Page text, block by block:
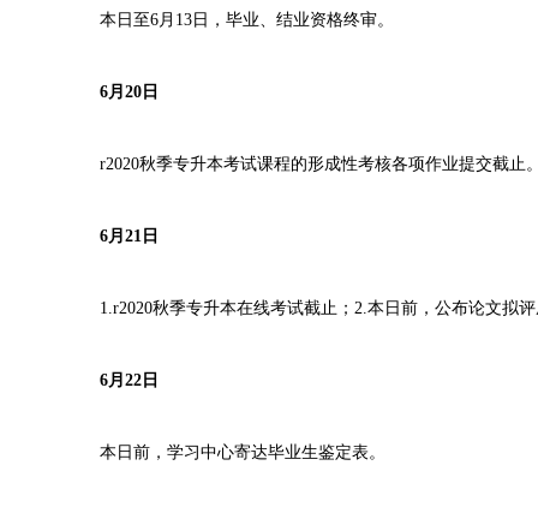
本日至6月13日，毕业、结业资格终审。
6月20日
r2020秋季专升本考试课程的形成性考核各项作业提交截止
6月21日
1.r2020秋季专升本在线考试截止；2.本日前，公布论文拟评
6月22日
本日前，学习中心寄达毕业生鉴定表。